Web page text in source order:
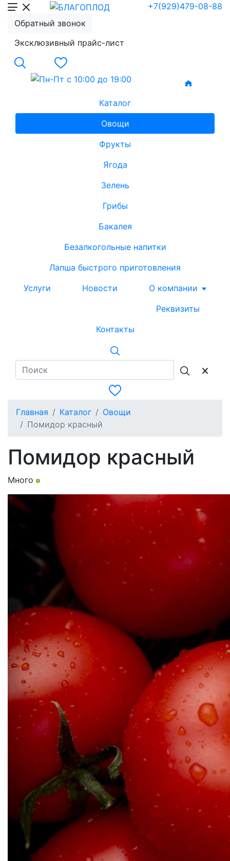
+7(929)479-08-88
Обратный звонок
Эксклюзивный прайс-лист
Каталог
Овощи
Фрукты
Ягода
Зелень
Грибы
Бакалея
Безалкогольные напитки
Лапша быстрого приготовления
Услуги
Новости
О компании
Реквизиты
Контакты
Главная Каталог
Овощи
Помидор красный
Помидор красный
Много